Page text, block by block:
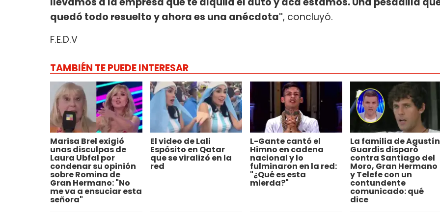
quedó todo resuelto y ahora es una anécdota", concluyó.
F.E.D.V
TAMBIÉN TE PUEDE INTERESAR
Marisa Brel exigió
unas disculpas de
Laura Ubfal por
condenar su opinión
sobre Romina de
Gran Hermano: "No
me va a ensuciar esta
señora"
El video de Lali
Espósito en Qatar
que se viralizó en la
red
L-Gante cantó el
Himno en cadena
nacional y lo
fulminaron en la red:
"¿Qué es esta
mierda?"
La familia de Agustín
Guardis disparó
contra Santiago del
Moro, Gran Hermano
y Telefe con un
contundente
comunicado: qué
dice